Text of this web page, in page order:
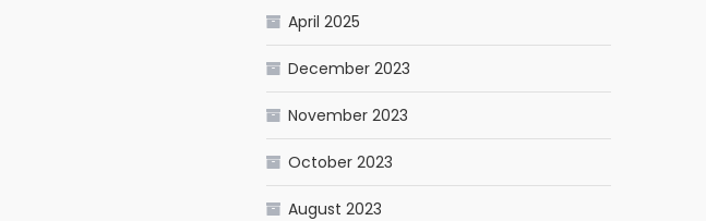
April 2025
December 2023
November 2023
October 2023
August 2023